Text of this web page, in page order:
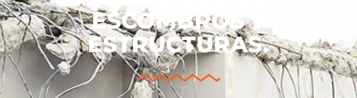
ESCOMBROS Y
ESTRUCTURAS.